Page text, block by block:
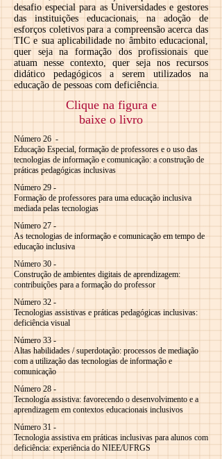
desafio especial para as Universidades e gestores
das instituições educacionais, na adoção de
esforços coletivos para a compreensão acerca das
TIC e sua aplicabilidade no âmbito educacional,
quer seja na formação dos profissionais que
atuam nesse contexto, quer seja nos recursos
didático pedagógicos a serem utilizados na
educação de pessoas com deficiência.
Clique na figura e
baixe o livro
Número 26 -
Educação Especial, formação de professores e o uso das
tecnologias de informação e comunicação: a construção de
práticas pedagógicas inclusivas
Número 29 -
Formação de professores para uma educação inclusiva
mediada pelas tecnologias
Número 27 -
As tecnologias de informação e comunicação em tempo de
educação inclusiva
Número 30 -
Construção de ambientes digitais de aprendizagem:
contribuições para a formação do professor
Número 32 -
Tecnologias assistivas e práticas pedagógicas inclusivas:
deficiência visual
Número 33 -
Altas habilidades / superdotação: processos de mediação
com a utilização das tecnologias de informação e
comunicação
Número 28 -
Tecnología assistiva: favorecendo o desenvolvimento e a
aprendizagem em contextos educacionais inclusivos
Número 31 -
Tecnologia assistiva em práticas inclusivas para alunos com
deficiência: experiência do NIEE/UFRGS